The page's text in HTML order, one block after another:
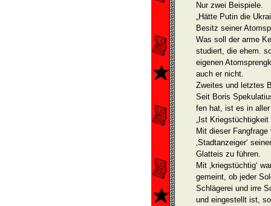
Nur zwei Beispiele.
„Hätte Putin die
Besitz seiner
Was soll der arme
studiert, die ehem.
eigenen
auch er nicht.
Zweites und letztes
Seit Boris
fen hat, ist es in
„Ist Kriegstüchtigkeit
Mit dieser
‚Stadtanzeiger‘
Glatteis zu führen.
Mit ‚kriegstüchtig‘
gemeint, ob jeder
Schlägerei und irre
und eingestellt ist,